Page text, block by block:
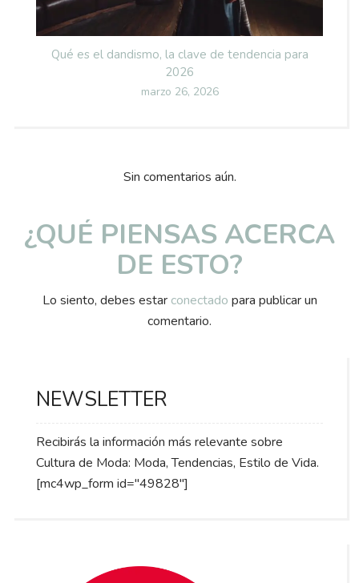
Qué es el dandismo, la clave de tendencia para
2026
Posted
marzo 26, 2026
Sin comentarios aún.
¿QUÉ PIENSAS ACERCA
DE ESTO?
Lo siento, debes estar conectado para publicar un
comentario.
NEWSLETTER
Recibirás la información más relevante sobre
Cultura de Moda: Moda, Tendencias, Estilo de Vida.
[mc4wp_form id="49828"]